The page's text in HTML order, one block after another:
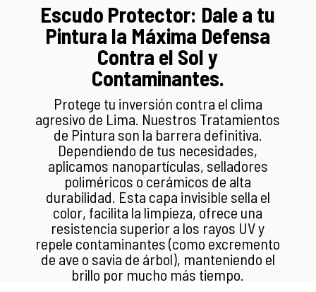
Escudo Protector: Dale a tu
Pintura la Máxima Defensa
Contra el Sol y
Contaminantes.
Protege tu inversión contra el clima
agresivo de Lima. Nuestros Tratamientos
de Pintura son la barrera definitiva.
Dependiendo de tus necesidades,
aplicamos nanopartículas, selladores
poliméricos o cerámicos de alta
durabilidad. Esta capa invisible sella el
color, facilita la limpieza, ofrece una
resistencia superior a los rayos UV y
repele contaminantes (como excremento
de ave o savia de árbol), manteniendo el
brillo por mucho más tiempo.